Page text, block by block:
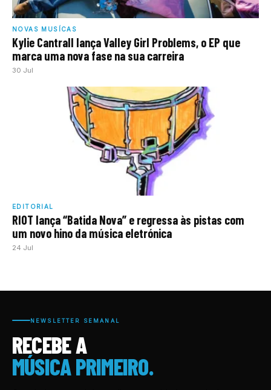
NOVAS MUSÍCAS
Kylie Cantrall lança Valley Girl Problems, o EP que
marca uma nova fase na sua carreira
30 Jul
EDITORIAL
RIOT lança “Batida Nova” e regressa às pistas com
um novo hino da música eletrónica
24 Jul
NEWSLETTER SEMANAL
RECEBE A
MÚSICA PRIMEIRO.